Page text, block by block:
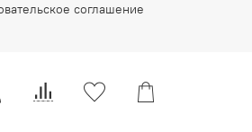
соглашение